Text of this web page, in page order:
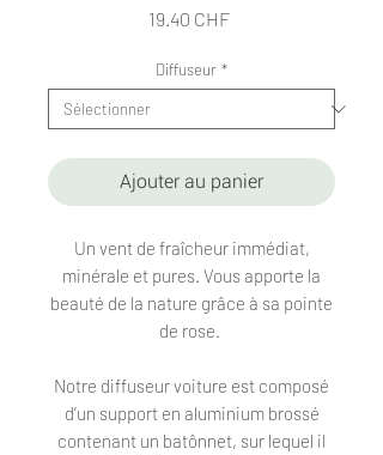
19.40 CHFPrix
Diffuseur *
Ajouter au panier
Un vent de fraîcheur immédiat,
minérale et pures. Vous apporte la
beauté de la nature grâce à sa pointe
de rose.
Notre diffuseur voiture est composé
d’un support en aluminium brossé
contenant un batônnet, sur lequel il